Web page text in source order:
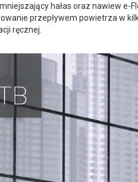
hałas oraz nawiew e-
przepływem powietrza w
ręcznej.